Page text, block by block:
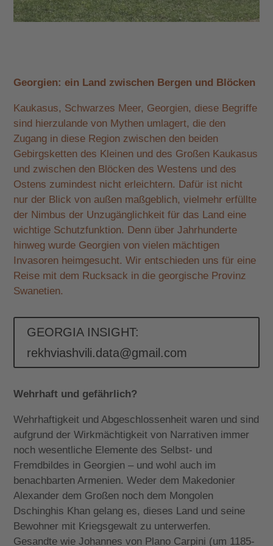
Georgien: ein Land zwischen Bergen und Blöcken
Kaukasus, Schwarzes Meer, Georgien, diese Begriffe
sind hierzulande von Mythen umlagert, die den
Zugang in diese Region zwischen den beiden
Gebirgsketten des Kleinen und des Großen Kaukasus
und zwischen den Blöcken des Westens und des
Ostens zumindest nicht erleichtern. Dafür ist nicht
nur der Blick von außen maßgeblich, vielmehr erfüllte
der Nimbus der Unzugänglichkeit für das Land eine
wichtige Schutzfunktion. Denn über Jahrhunderte
hinweg wurde Georgien von vielen mächtigen
Invasoren heimgesucht. Wir entschieden uns für eine
Reise mit dem Rucksack in die georgische Provinz
Swanetien.
GEORGIA INSIGHT:
rekhviashvili.data@gmail.com
Wehrhaft und gefährlich?
Wehrhaftigkeit und Abgeschlossenheit waren und sind
aufgrund der Wirkmächtigkeit von Narrativen immer
noch wesentliche Elemente des Selbst- und
Fremdbildes in Georgien–und wohl auch im
benachbarten Armenien. Weder dem Makedonier
Alexander dem Großen noch dem Mongolen
Dschinghis Khan gelang es, dieses Land und seine
Bewohner mit Kriegsgewalt zu unterwerfen.
Gesandte wie Johannes von Plano Carpini (um 1185-